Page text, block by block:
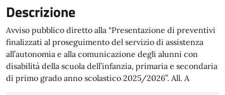
Descrizione
Avviso pubblico diretto alla “Presentazione di preventivi
finalizzati al proseguimento del servizio di assistenza
all’autonomia e alla comunicazione degli alunni con
disabilità della scuola dell’infanzia, primaria e secondaria
di primo grado anno scolastico 2025/2026”. All. A